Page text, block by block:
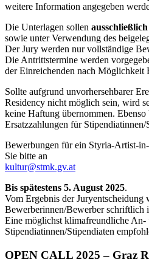
weitere Information angegeben
Die Unterlagen sollen
sowie unter Verwendung des
Der Jury werden nur vollständige
Die Antrittstermine werden
der Einreichenden nach Möglichkeit
Sollte aufgrund unvorhersehbarer
Residency nicht möglich sein, wird
keine Haftung übernommen.
Ersatzzahlungen für Stipendiatinnen/
Bewerbungen für ein Styria-Artist-
Sie bitte an
kultur@stmk.gv.at
Bis spätestens 5. August 2025.
Vom Ergebnis der Juryentscheidung
Bewerberinnen/Bewerber schriftlich
Eine möglichst klimafreundliche An-
Stipendiatinnen/Stipendiaten
OPEN CALL 2025 – Graz